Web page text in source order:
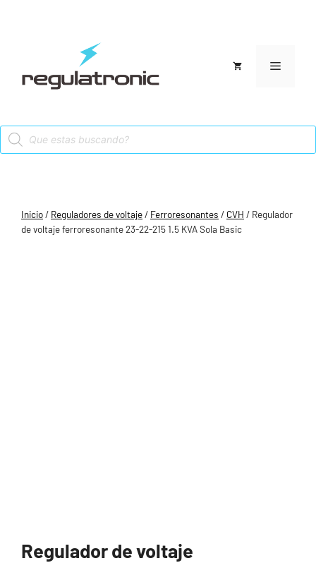
Menú
Products
search
Inicio/ Reguladores de voltaje/ Ferroresonantes / CVH / Regulador
de voltaje ferroresonante 23-22-215 1.5 KVA Sola Basic
Regulador de voltaje